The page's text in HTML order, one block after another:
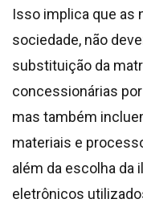
Isso implica que as
sociedade, não
substituição da
concessionárias
mas também
materiais e
além da escolha da
eletrônicos